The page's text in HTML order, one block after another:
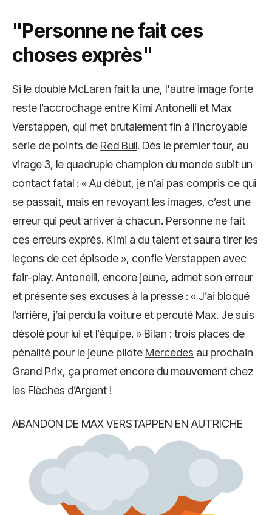
"Personne ne fait ces
choses exprès"
Si le doublé McLaren fait la une, l'autre image forte
reste l’accrochage entre Kimi Antonelli et Max
Verstappen, qui met brutalement fin à l’incroyable
série de points de Red Bull. Dès le premier tour, au
virage 3, le quadruple champion du monde subit un
contact fatal : « Au début, je n’ai pas compris ce qui
se passait, mais en revoyant les images, c’est une
erreur qui peut arriver à chacun. Personne ne fait
ces erreurs exprès. Kimi a du talent et saura tirer les
leçons de cet épisode », confie Verstappen avec
fair-play. Antonelli, encore jeune, admet son erreur
et présente ses excuses à la presse : « J’ai bloqué
l’arrière, j’ai perdu la voiture et percuté Max. Je suis
désolé pour lui et l’équipe. » Bilan : trois places de
pénalité pour le jeune pilote Mercedes au prochain
Grand Prix, ça promet encore du mouvement chez
les Flèches d’Argent !
ABANDON DE MAX VERSTAPPEN EN AUTRICHE